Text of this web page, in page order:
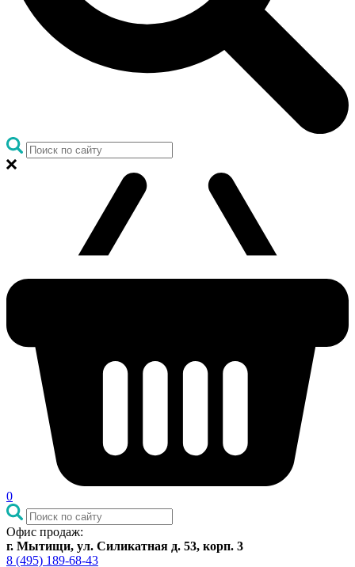
0
Офис продаж:
г. Мытищи, ул. Силикатная д. 53, корп. 3
8 (495) 189-68-43